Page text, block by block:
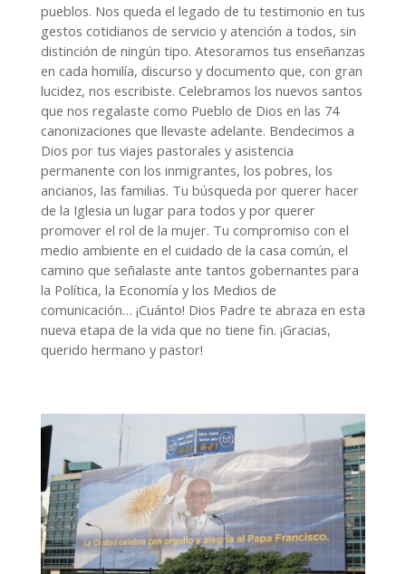
pueblos. Nos queda el legado de tu testimonio en tus
gestos cotidianos de servicio y atención a todos, sin
distinción de ningún tipo. Atesoramos tus enseñanzas
en cada homilía, discurso y documento que, con gran
lucidez, nos escribiste. Celebramos los nuevos santos
que nos regalaste como Pueblo de Dios en las 74
canonizaciones que llevaste adelante. Bendecimos a
Dios por tus viajes pastorales y asistencia
permanente con los inmigrantes, los pobres, los
ancianos, las familias. Tu búsqueda por querer hacer
de la Iglesia un lugar para todos y por querer
promover el rol de la mujer. Tu compromiso con el
medio ambiente en el cuidado de la casa común, el
camino que señalaste ante tantos gobernantes para
la Política, la Economía y los Medios de
comunicación… ¡Cuánto! Dios Padre te abraza en esta
nueva etapa de la vida que no tiene fin. ¡Gracias,
querido hermano y pastor!